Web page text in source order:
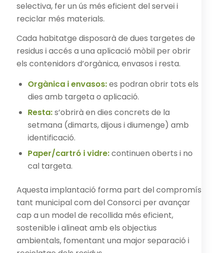
selectiva, fer un ús més eficient del servei i
reciclar més materials.
Cada habitatge disposarà de dues targetes de
residus i accés a una aplicació mòbil per obrir
els contenidors d’orgànica, envasos i resta.
Orgànica i envasos:es podran obrir tots els
dies amb targeta o aplicació.
Resta:s’obrirà en dies concrets de la
setmana (dimarts, dijous i diumenge) amb
identificació.
Paper/cartró i vidre:continuen oberts i no
cal targeta.
Aquesta implantació forma part del compromís
tant municipal com del Consorci per avançar
cap a un model de recollida més eficient,
sostenible i alineat amb els objectius
ambientals, fomentant una major separació i